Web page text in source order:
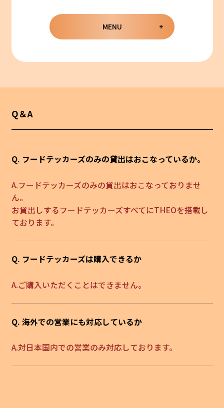
MENU
Q＆A
Q. フードテッカーズのみの貸出はおこなっているか。
A.フードテッカーズのみの貸出はおこなっておりませ
ん。
お貸出しするフードテッカーズすべてにTHEOを搭載し
ております。
Q. フードテッカーズは購入できるか
A.ご購入いただくことはできません。
Q. 海外での営業にも対応しているか
A.対日本国内での営業のみ対応しております。